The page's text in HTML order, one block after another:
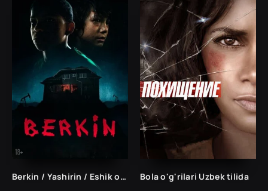
Berkin / Yashirin / Eshik orqasidagi bola Uzbek tilida 2023 Tarjima kino HD skachat Berkin / Yashirin / Eshik orqasidagi bola Uzbek tilida 2023 Tarjima kino HD skachat Год: 2023 Bola o'g'rilari Uzbek tilida